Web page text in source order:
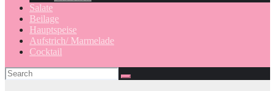
Salate
Beilage
Hauptspeise
Aufstrich/ Marmelade
Cocktail